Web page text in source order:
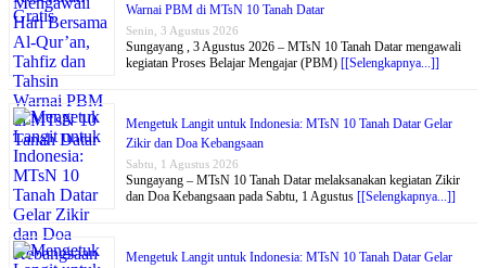
Warnai PBM di MTsN 10 Tanah Datar
Senin, 3 Agustus 2026
Sungayang , 3 Agustus 2026 – MTsN 10 Tanah Datar mengawali
kegiatan Proses Belajar Mengajar (PBM) [[Selengkapnya...]]
Mengetuk Langit untuk Indonesia: MTsN 10 Tanah Datar Gelar
Zikir dan Doa Kebangsaan
Sabtu, 1 Agustus 2026
Sungayang – MTsN 10 Tanah Datar melaksanakan kegiatan Zikir
dan Doa Kebangsaan pada Sabtu, 1 Agustus [[Selengkapnya...]]
Mengetuk Langit untuk Indonesia: MTsN 10 Tanah Datar Gelar